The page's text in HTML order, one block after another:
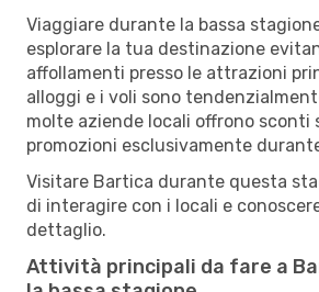
Viaggiare durante la bassa
esplorare la tua destinazione
affollamenti presso le attrazioni
alloggi e i voli sono
molte aziende locali offrono sconti
promozioni esclusivamente
Visitare Bartica durante questa
di interagire con i locali e
dettaglio.
Attività principali da fare a